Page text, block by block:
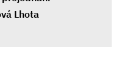
Lhota